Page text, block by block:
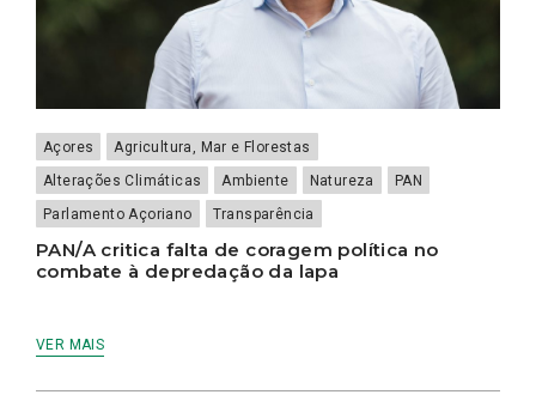
Açores
Agricultura, Mar e Florestas
Alterações Climáticas
Ambiente Natureza
PAN
Parlamento Açoriano
Transparência
PAN/A critica falta de coragem política no
combate à depredação da lapa
VER MAIS